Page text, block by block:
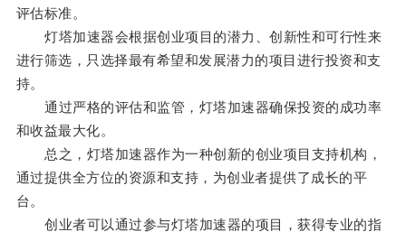
评估标准。
灯塔加速器会根据创业项目的潜力、创新性和可行性来
进行筛选，只选择最有希望和发展潜力的项目进行投资和支
持。
通过严格的评估和监管，灯塔加速器确保投资的成功率
和收益最大化。
总之，灯塔加速器作为一种创新的创业项目支持机构，
通过提供全方位的资源和支持，为创业者提供了成长的平
台。
创业者可以通过参与灯塔加速器的项目，获得专业的指